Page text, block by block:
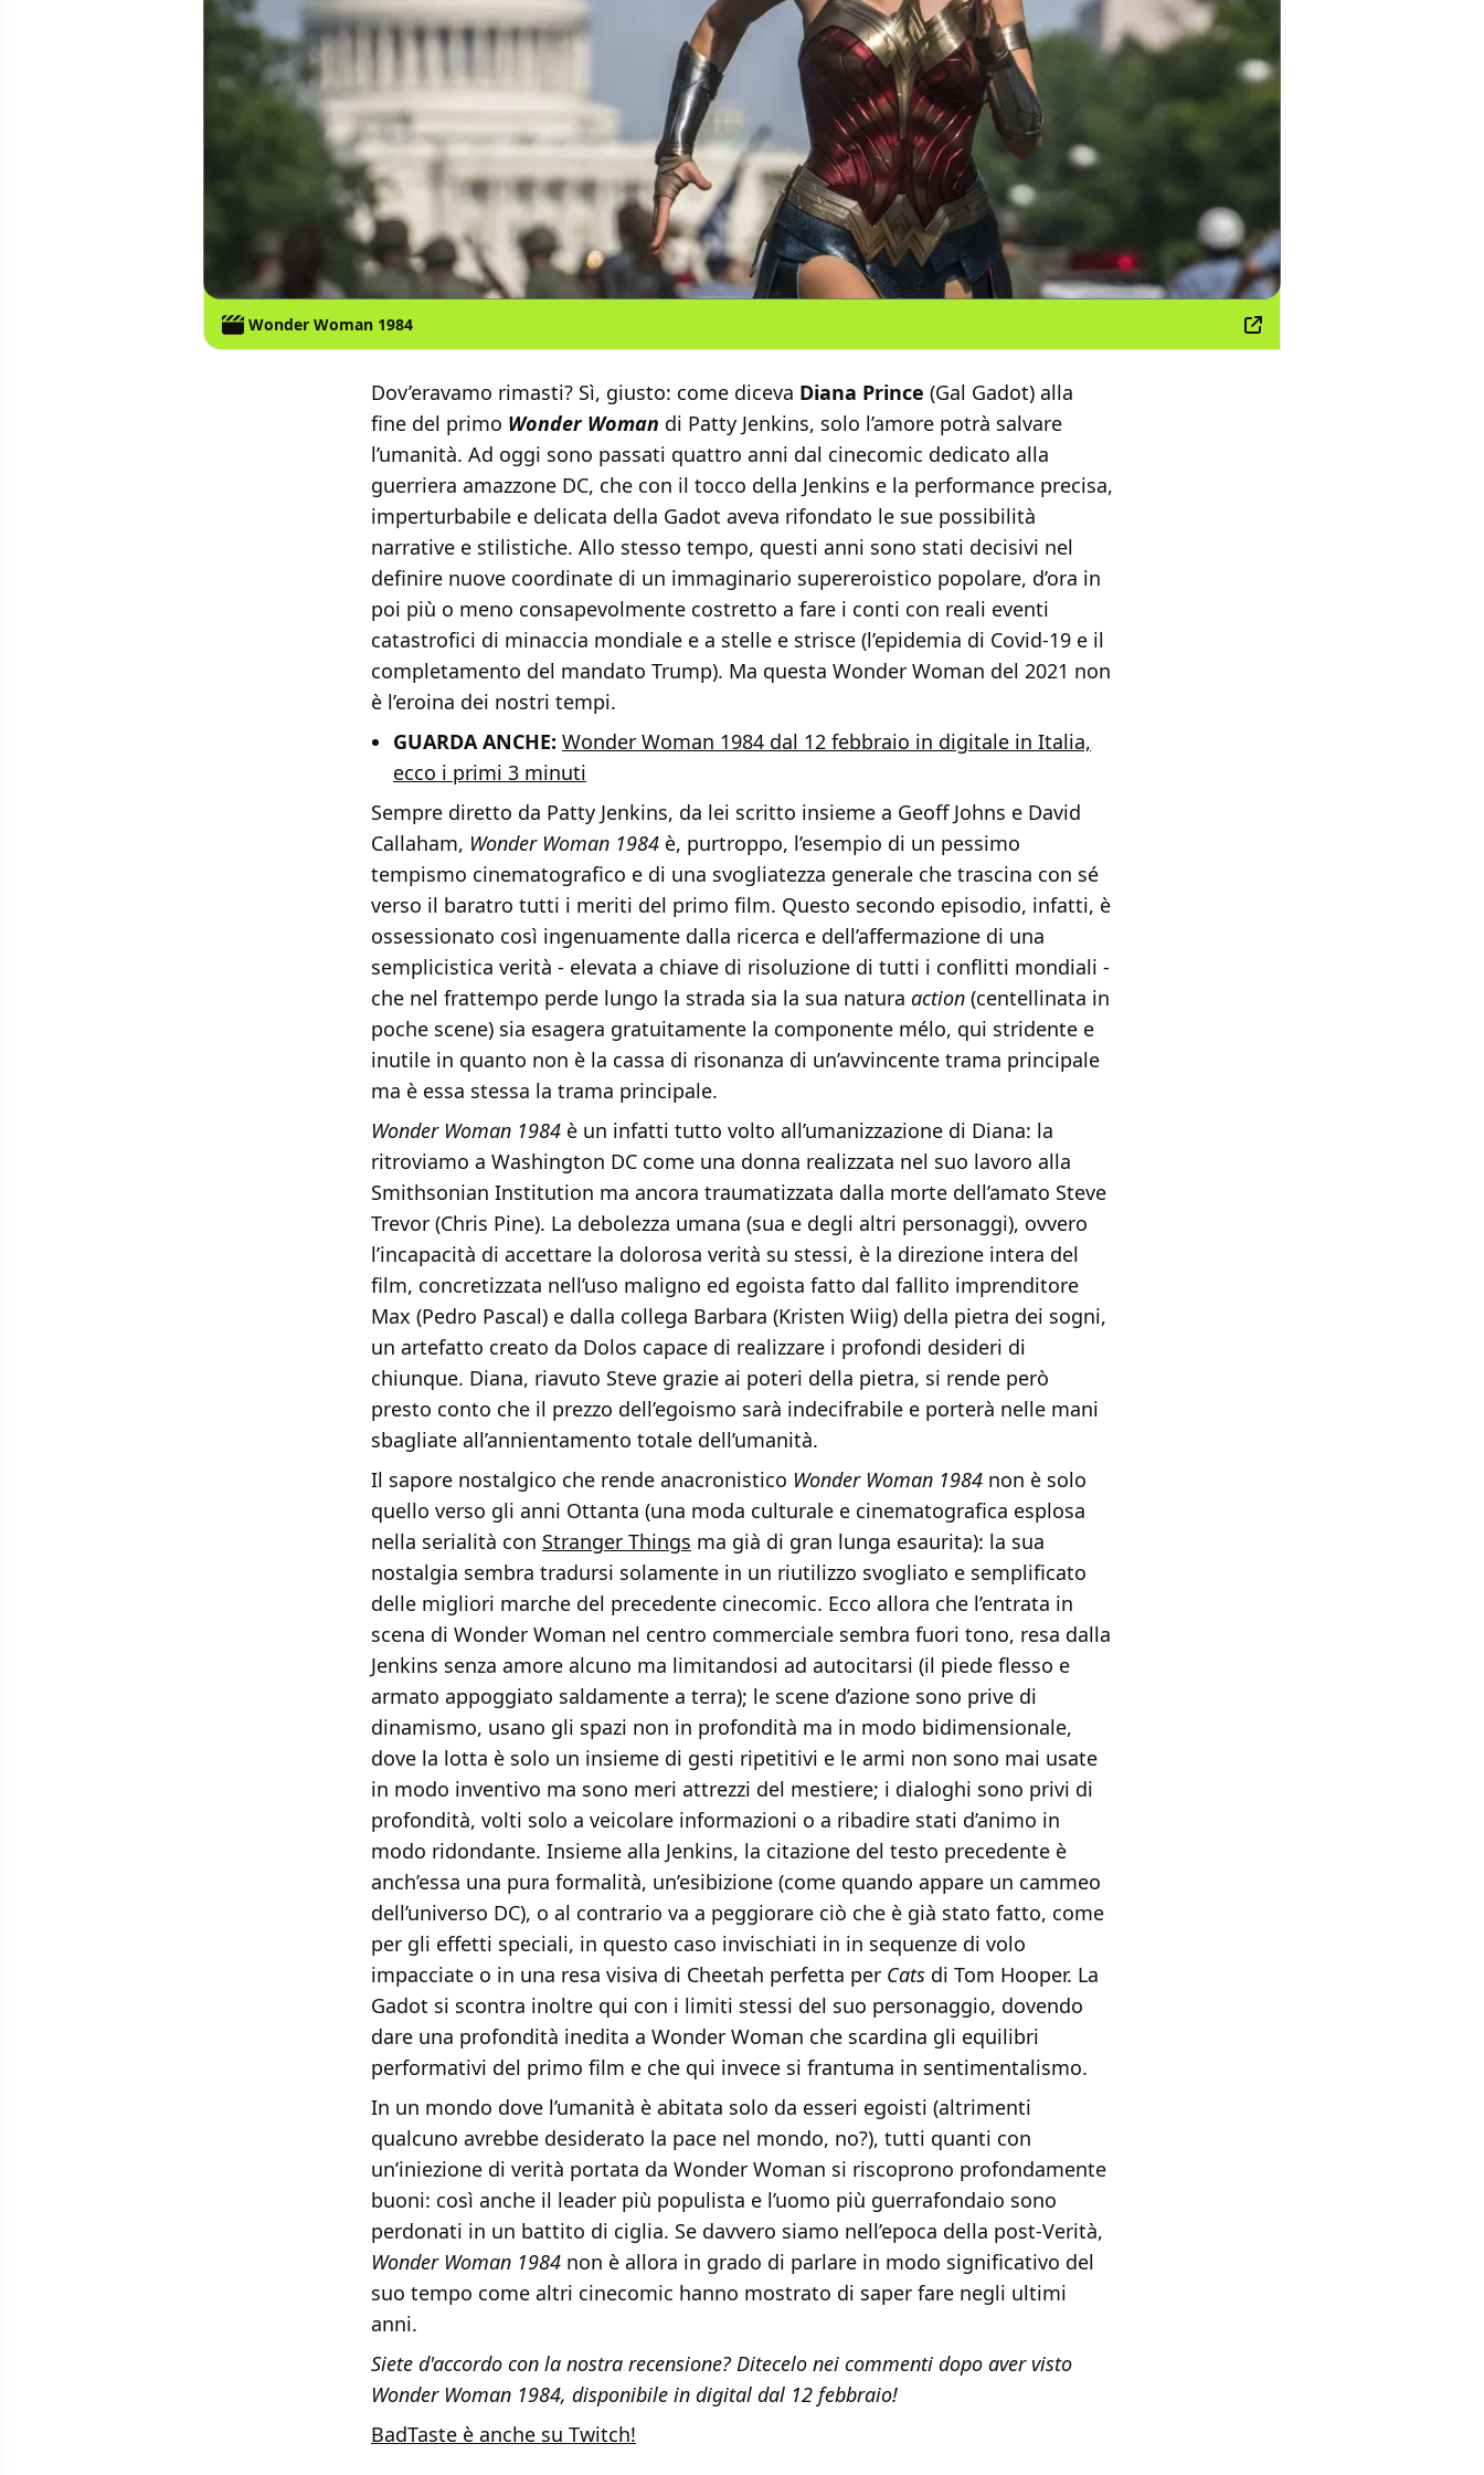
Wonder Woman 1984
Dov’eravamo rimasti? Sì, giusto: come diceva Diana Prince (Gal Gadot) alla
fine del primo Wonder Woman di Patty Jenkins, solo l’amore potrà salvare
l’umanità. Ad oggi sono passati quattro anni dal cinecomic dedicato alla
guerriera amazzone DC, che con il tocco della Jenkins e la performance precisa,
imperturbabile e delicata della Gadot aveva rifondato le sue possibilità
narrative e stilistiche. Allo stesso tempo, questi anni sono stati decisivi nel
definire nuove coordinate di un immaginario supereroistico popolare, d’ora in
poi più o meno consapevolmente costretto a fare i conti con reali eventi
catastrofici di minaccia mondiale e a stelle e strisce (l’epidemia di Covid-19 e il
completamento del mandato Trump). Ma questa Wonder Woman del 2021 non
è l’eroina dei nostri tempi.
GUARDA ANCHE: Wonder Woman 1984 dal 12 febbraio in digitale in Italia,
ecco i primi 3 minuti
Sempre diretto da Patty Jenkins, da lei scritto insieme a Geoff Johns e David
Callaham, Wonder Woman 1984 è, purtroppo, l’esempio di un pessimo
tempismo cinematografico e di una svogliatezza generale che trascina con sé
verso il baratro tutti i meriti del primo film. Questo secondo episodio, infatti, è
ossessionato così ingenuamente dalla ricerca e dell’affermazione di una
semplicistica verità - elevata a chiave di risoluzione di tutti i conflitti mondiali -
che nel frattempo perde lungo la strada sia la sua natura action (centellinata in
poche scene) sia esagera gratuitamente la componente mélo, qui stridente e
inutile in quanto non è la cassa di risonanza di un’avvincente trama principale
ma è essa stessa la trama principale.
Wonder Woman 1984 è un infatti tutto volto all’umanizzazione di Diana: la
ritroviamo a Washington DC come una donna realizzata nel suo lavoro alla
Smithsonian Institution ma ancora traumatizzata dalla morte dell’amato Steve
Trevor (Chris Pine). La debolezza umana (sua e degli altri personaggi), ovvero
l’incapacità di accettare la dolorosa verità su stessi, è la direzione intera del
film, concretizzata nell’uso maligno ed egoista fatto dal fallito imprenditore
Max (Pedro Pascal) e dalla collega Barbara (Kristen Wiig) della pietra dei sogni,
un artefatto creato da Dolos capace di realizzare i profondi desideri di
chiunque. Diana, riavuto Steve grazie ai poteri della pietra, si rende però
presto conto che il prezzo dell’egoismo sarà indecifrabile e porterà nelle mani
sbagliate all’annientamento totale dell’umanità.
Il sapore nostalgico che rende anacronistico Wonder Woman 1984 non è solo
quello verso gli anni Ottanta (una moda culturale e cinematografica esplosa
nella serialità con Stranger Things ma già di gran lunga esaurita): la sua
nostalgia sembra tradursi solamente in un riutilizzo svogliato e semplificato
delle migliori marche del precedente cinecomic. Ecco allora che l’entrata in
scena di Wonder Woman nel centro commerciale sembra fuori tono, resa dalla
Jenkins senza amore alcuno ma limitandosi ad autocitarsi (il piede flesso e
armato appoggiato saldamente a terra); le scene d’azione sono prive di
dinamismo, usano gli spazi non in profondità ma in modo bidimensionale,
dove la lotta è solo un insieme di gesti ripetitivi e le armi non sono mai usate
in modo inventivo ma sono meri attrezzi del mestiere; i dialoghi sono privi di
profondità, volti solo a veicolare informazioni o a ribadire stati d’animo in
modo ridondante. Insieme alla Jenkins, la citazione del testo precedente è
anch’essa una pura formalità, un’esibizione (come quando appare un cammeo
dell’universo DC), o al contrario va a peggiorare ciò che è già stato fatto, come
per gli effetti speciali, in questo caso invischiati in in sequenze di volo
impacciate o in una resa visiva di Cheetah perfetta per Cats di Tom Hooper. La
Gadot si scontra inoltre qui con i limiti stessi del suo personaggio, dovendo
dare una profondità inedita a Wonder Woman che scardina gli equilibri
performativi del primo film e che qui invece si frantuma in sentimentalismo.
In un mondo dove l’umanità è abitata solo da esseri egoisti (altrimenti
qualcuno avrebbe desiderato la pace nel mondo, no?), tutti quanti con
un’iniezione di verità portata da Wonder Woman si riscoprono profondamente
buoni: così anche il leader più populista e l’uomo più guerrafondaio sono
perdonati in un battito di ciglia. Se davvero siamo nell’epoca della post-Verità,
Wonder Woman 1984 non è allora in grado di parlare in modo significativo del
suo tempo come altri cinecomic hanno mostrato di saper fare negli ultimi
anni.
Siete d'accordo con la nostra recensione? Ditecelo nei commenti dopo aver visto
Wonder Woman 1984, disponibile in digital dal 12 febbraio!
BadTaste è anche su Twitch!